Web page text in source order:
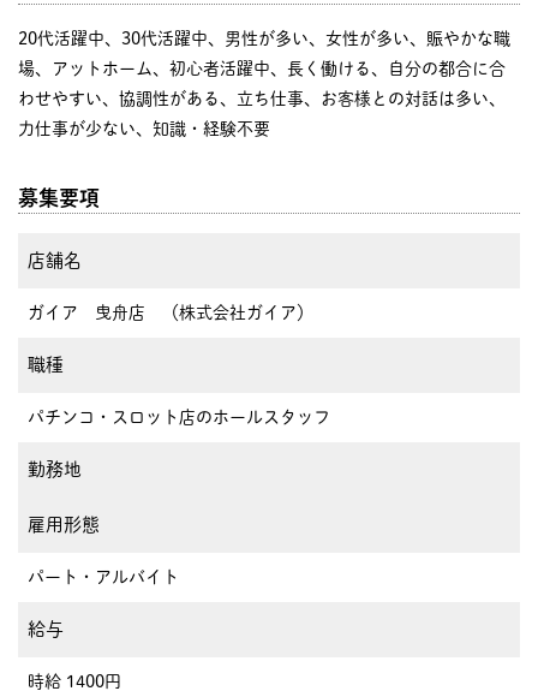
20代活躍中、30代活躍中、男性が多い、女性が多い、賑やかな職
場、アットホーム、初心者活躍中、長く働ける、自分の都合に合
わせやすい、協調性がある、立ち仕事、お客様との対話は多い、
力仕事が少ない、知識・経験不要
募集要項
店舗名
ガイア 曳舟店 （株式会社ガイア）
職種
パチンコ・スロット店のホールスタッフ
勤務地
雇用形態
パート・アルバイト
給与
時給 1400円